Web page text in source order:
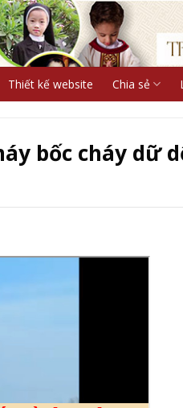
Thiết kế website Chia sẻ
bốc cháy dữ